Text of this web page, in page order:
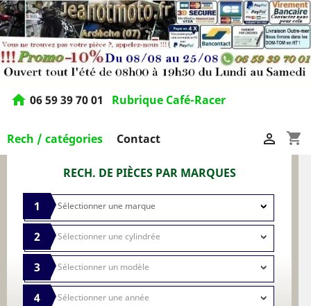
home 06 59 39 70 01 Rubrique Café-Racer
Rech / catégories Contact shopping_cart

RECH. DE PIÈCES PAR MARQUES
1
2
3
4